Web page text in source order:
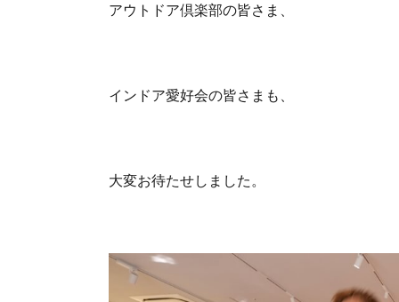
アウトドア倶楽部の皆さま、
インドア愛好会の皆さまも、
大変お待たせしました。